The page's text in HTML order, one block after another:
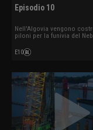
Episodio 10
Nell'Algovia vengono
piloni per la funivia del
E10